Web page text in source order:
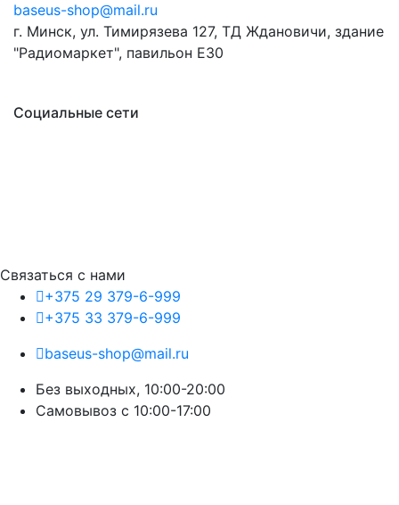
baseus-shop@mail.ru
г. Минск, ул. Тимирязева 127, ТД Ждановичи, здание
"Радиомаркет", павильон E30
Социальные сети
Связаться с нами
+375 29 379-6-999
+375 33 379-6-999
baseus-shop@mail.ru
Без выходных, 10:00-20:00
Cамовывоз с 10:00-17:00